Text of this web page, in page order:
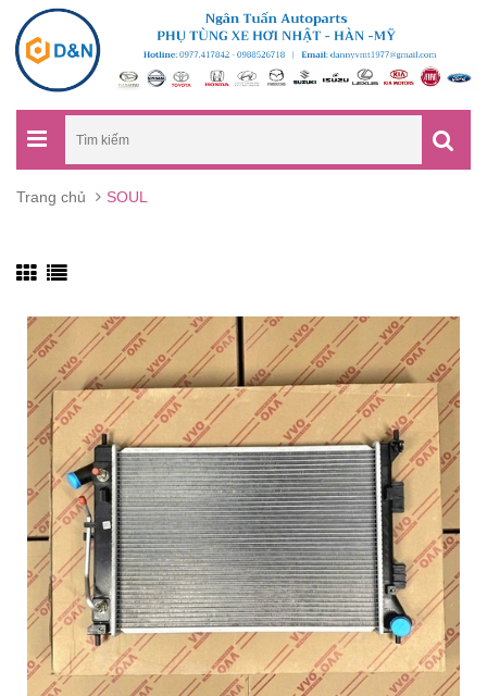
Trang chủ SOUL